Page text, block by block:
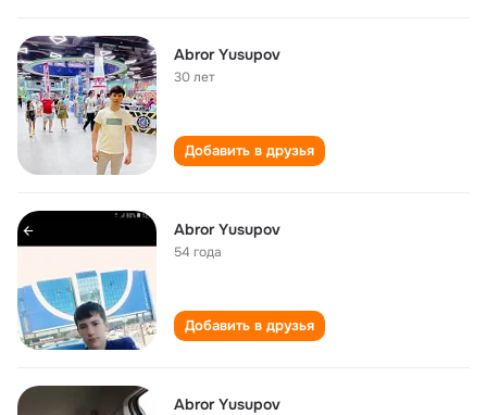
Abror Yusupov
30 лет
Добавить в друзья
Abror Yusupov
54 года
Добавить в друзья
Abror Yusupov